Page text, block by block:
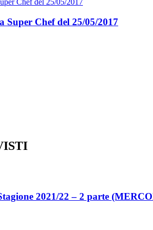
Super Chef del 25/05/2017
Super Chef del 18/02/2017
– La Finale2021/22 – 1 parte
Guida alla Spesa Stagione
2021/22 – 2 parte